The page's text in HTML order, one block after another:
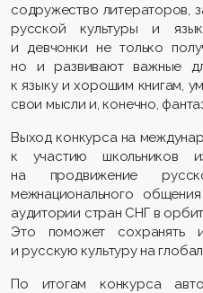
содружество литераторов,
русской культуры и
и девчонки не только
но и развивают важные
к языку и хорошим книгам,
свои мысли и, конечно,
Выход конкурса на
к участию школьников
на продвижение
межнационального
аудитории стран СНГ в
Это поможет сохранять
и русскую культуру на
По итогам конкурса